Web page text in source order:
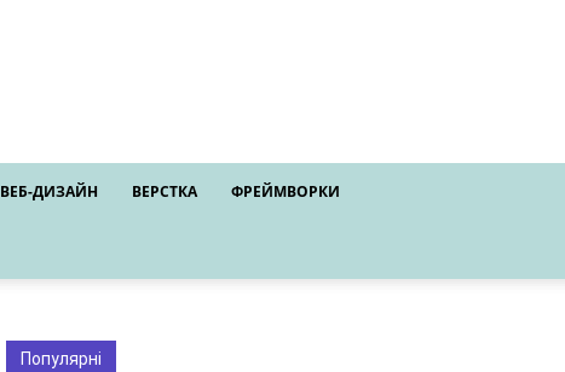
ВЕБ-ДИЗАЙН ВЕРСТКА ФРЕЙМВОРКИ
Популярні